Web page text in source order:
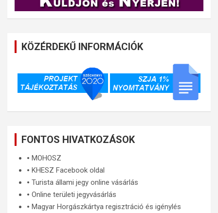
KÖZÉRDEKŰ INFORMÁCIÓK
FONTOS HIVATKOZÁSOK
🞄 MOHOSZ
🞄 KHESZ Facebook oldal
🞄 Turista állami jegy online vásárlás
🞄 Online területi jegyvásárlás
🞄 Magyar Horgászkártya regisztráció és igénylés